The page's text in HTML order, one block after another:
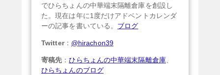
でひらちょんの中華端末隔離倉庫を創設し
た。現在は年に1度だけアドベントカレンダ
ーの記事を書いている。 ブログ
Twitter： @hirachon39
寄稿先 ：ひらちょんの中華端末隔離倉庫、
ひらちょんのブログ